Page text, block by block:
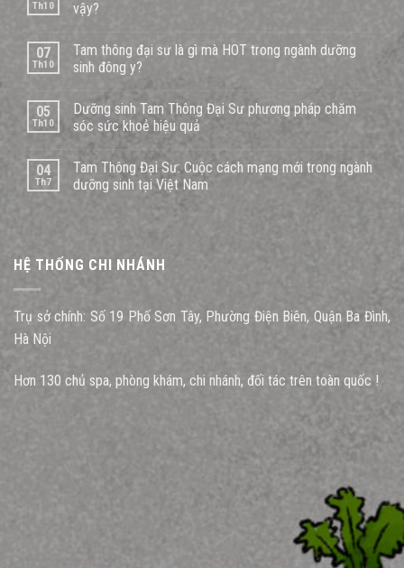
Th10
vậy?
07
Th10
Tam thông đại sư là gì mà HOT trong ngành dưỡng
sinh đông y?
05
Th10
Dưỡng sinh Tam Thông Đại Sư phương pháp chăm
sóc sức khoẻ hiệu quả
04
Th7
Tam Thông Đại Sư: Cuộc cách mạng mới trong ngành
dưỡng sinh tại Việt Nam
HỆ THỐNG CHI NHÁNH
Trụ sở chính: Số 19 Phố Sơn Tây, Phường Điện Biên, Quận Ba Đình,
Hà Nội
Hơn 130 chủ spa, phòng khám, chi nhánh, đối tác trên toàn quốc !